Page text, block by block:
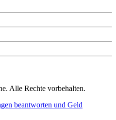
Alle Rechte vorbehalten.